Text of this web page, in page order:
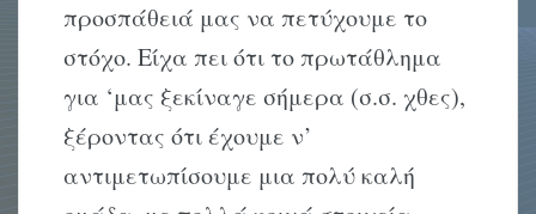
προσπάθειά μας να πετύχουμε το
στόχο. Eίχα πει ότι το πρωτάθλημα
για ‘μας ξεκίναγε σήμερα (σ.σ. χθες),
ξέροντας ότι έχουμε ν’
αντιμετωπίσουμε μια πολύ καλή